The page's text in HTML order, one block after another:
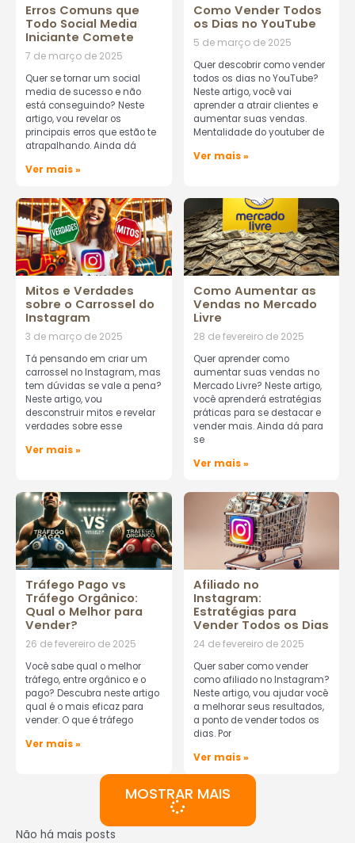
Erros Comuns que
Todo Social Media
Iniciante Comete
7 de março de 2025
Quer se tornar um social
media de sucesso e não
está conseguindo? Neste
artigo, vou revelar os
principais erros que estão te
atrapalhando. Ainda dá
Ver mais »
Como Vender Todos
os Dias no YouTube
5 de março de 2025
Quer descobrir como vender
todos os dias no YouTube?
Neste artigo, você vai
aprender a atrair clientes e
aumentar suas vendas.
Mentalidade do youtuber de
Ver mais »
Mitos e Verdades
sobre o Carrossel do
Instagram
3 de março de 2025
Tá pensando em criar um
carrossel no Instagram, mas
tem dúvidas se vale a pena?
Neste artigo, vou
desconstruir mitos e revelar
verdades sobre esse
Ver mais »
Como Aumentar as
Vendas no Mercado
Livre
28 de fevereiro de 2025
Quer aprender como
aumentar suas vendas no
Mercado Livre? Neste artigo,
você aprenderá estratégias
práticas para se destacar e
vender mais. Ainda dá para
se
Ver mais »
Tráfego Pago vs
Tráfego Orgânico:
Qual o Melhor para
Vender?
26 de fevereiro de 2025
Você sabe qual o melhor
tráfego, entre orgânico e o
pago? Descubra neste artigo
qual é o mais eficaz para
vender. O que é tráfego
Ver mais »
Afiliado no
Instagram:
Estratégias para
Vender Todos os Dias
24 de fevereiro de 2025
Quer saber como vender
como afiliado no Instagram?
Neste artigo, vou ajudar você
a melhorar seus resultados,
a ponto de vender todos os
dias. Por
Ver mais »
MOSTRAR MAIS
Não há mais posts